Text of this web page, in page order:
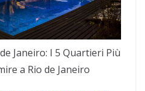
Janeiro: I 5 Quartieri Più
a Rio de Janeiro